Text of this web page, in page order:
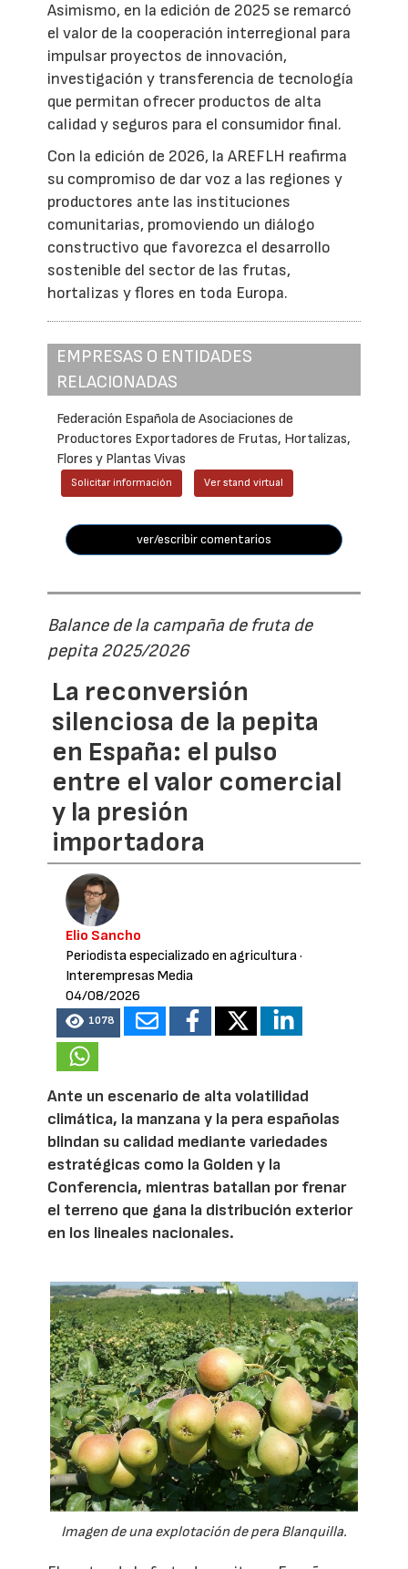
Asimismo, en la edición de 2025 se remarcó
el valor de la cooperación interregional para
impulsar proyectos de innovación,
investigación y transferencia de tecnología
que permitan ofrecer productos de alta
calidad y seguros para el consumidor final.
Con la edición de 2026, la AREFLH reafirma
su compromiso de dar voz a las regiones y
productores ante las instituciones
comunitarias, promoviendo un diálogo
constructivo que favorezca el desarrollo
sostenible del sector de las frutas,
hortalizas y flores en toda Europa.
EMPRESAS O ENTIDADES
RELACIONADAS
Federación Española de Asociaciones de
Productores Exportadores de Frutas, Hortalizas,
Flores y Plantas Vivas
Solicitar información Ver stand virtual
ver/escribir comentarios
Balance de la campaña de fruta de
pepita 2025/2026
La reconversión
silenciosa de la pepita
en España: el pulso
entre el valor comercial
y la presión
importadora
Elio Sancho
Periodista especializado en agricultura·
Interempresas Media
04/08/2026
1078
Ante un escenario de alta volatilidad
climática, la manzana y la pera españolas
blindan su calidad mediante variedades
estratégicas como la Golden y la
Conferencia, mientras batallan por frenar
el terreno que gana la distribución exterior
en los lineales nacionales.
Imagen de una explotación de pera Blanquilla.